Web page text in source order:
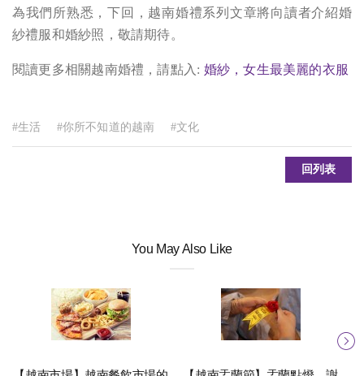
為我們所熟悉，下回，越南婚禮系列文章將向讀者介紹婚
紗禮服和婚紗照，敬請期待。
閱讀更多相關越南婚禮，請點入: 婚紗，女生最美麗的衣服
#生活 #你所不知道的越南 #文化
回列表
You May Also Like